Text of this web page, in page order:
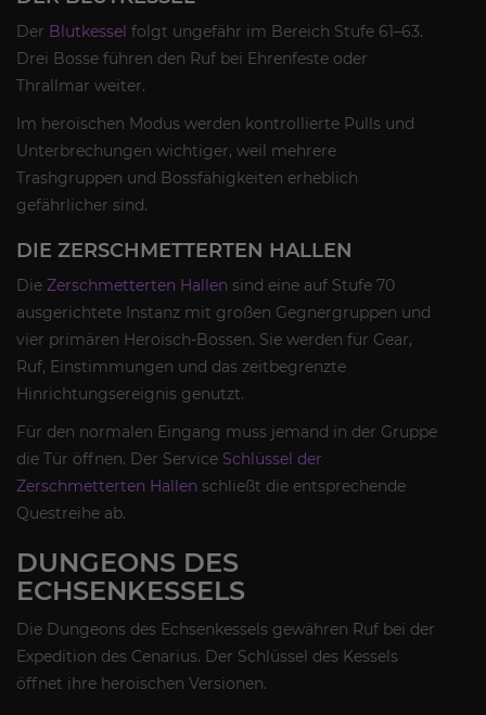
Der Blutkessel folgt ungefähr im Bereich Stufe 61–63.
Drei Bosse führen den Ruf bei Ehrenfeste oder
Thrallmar weiter.
Im heroischen Modus werden kontrollierte Pulls und
Unterbrechungen wichtiger, weil mehrere
Trashgruppen und Bossfähigkeiten erheblich
gefährlicher sind.
DIE ZERSCHMETTERTEN HALLEN
Die Zerschmetterten Hallen sind eine auf Stufe 70
ausgerichtete Instanz mit großen Gegnergruppen und
vier primären Heroisch-Bossen. Sie werden für Gear,
Ruf, Einstimmungen und das zeitbegrenzte
Hinrichtungsereignis genutzt.
Für den normalen Eingang muss jemand in der Gruppe
die Tür öffnen. Der Service Schlüssel der
Zerschmetterten Hallen schließt die entsprechende
Questreihe ab.
DUNGEONS DES
ECHSENKESSELS
Die Dungeons des Echsenkessels gewähren Ruf bei der
Expedition des Cenarius. Der Schlüssel des Kessels
öffnet ihre heroischen Versionen.